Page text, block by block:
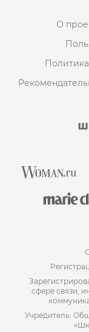
О
сфере связи,
Учредитель: